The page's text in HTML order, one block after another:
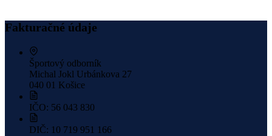
Fakturačné údaje
Športový odborník
Michal Jokl Urbánkova 27
040 01 Košice
IČO: 56 043 830
DIČ: 10 719 951 166